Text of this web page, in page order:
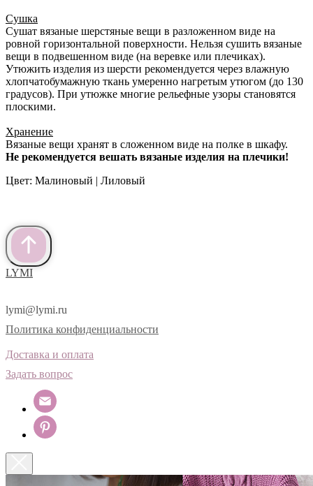
Сушка
Сушат вязаные шерстяные вещи в разложенном виде на
ровной горизонтальной поверхности. Нельзя сушить вязаные
вещи в подвешенном виде (на веревке или плечиках).
Утюжить изделия из шерсти рекомендуется через влажную
хлопчатобумажную ткань умеренно нагретым утюгом (до 130
градусов). При утюжке многие рельефные узоры становятся
плоскими.
Хранение
Вязаные вещи хранят в сложенном виде на полке в шкафу.
Не рекомендуется вешать вязаные изделия на плечики!
Цвет: Малиновый | Лиловый
LYMI
lymi@lymi.ru
Политика конфиденциальности
Доставка и оплата
Задать вопрос